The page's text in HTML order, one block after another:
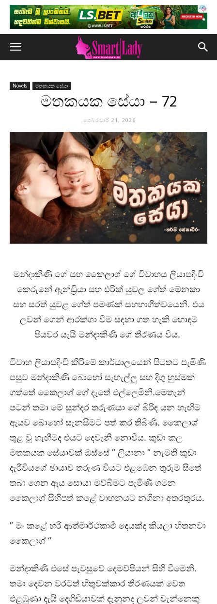
Novels මතකයක සේයා
මතකයක සේයා – 72
පෙබරවාරි 21, 2026
මන්දාකිණි ගේ සහ කෛලාශ් ගේ විවාහය ලියාපදිංචි
කෙරුනේ ඇන්ඩ්‍රියා සහ එරික් යුවල ගේත් මේනකා
සහ සරත් යුවළ ගේත් පමණක් සහභාගීත්වයෙනි. එය
ලවන් ගෙන් ආරක්ශා වීම සඳහා ගත හැකි හොඳම
පියවර යැයි මන්දාකිණි ගේ තීරණය විය.
විවාහ ලියාපදිංචි කිරීමේ කාර්යාලයෙන් පිටතට පැමිණි
පසුව මන්දාකිණි බොහෝ සැහැල්ලු සහ දිගු හුස්මක්
ගත්තේ කෛලාශ් ගේ දෑතේ එල්ලෙමිනි.මෙතැන්
පටන් තමා මේ සුන්දර තරුණයා ගේ බිරිඳ යන හැඟිම
ඇයව බොහෝ සැනසීමට පත් කර තිබිණි. කෛලාශ්
තුළ වූ හැඟීමද එයට දෙවැනි නොවීය. කුඩා කල
මතකයක සේයාවක් ඔස්සේ ” ලියානා ” නැමති කුඩා
දැරිවියගේ ඡායාව තරුණ වියට එළඹෙන තුරුම සිතේ
තබා ගෙන ඇය සොයා මව්බිමට පැමිණි ගමන
කෛලාශ් සිහිපත් කළේ වාහනයට නගිනා අතරතුරය.
” මං කළේ හරි ආත්මාර්ථකාමී දෙයක්ද කියලා හිතනවා
කෛලාශ් “
මන්දාකිණි එසේ පැවසුවේ දෙමව්පියන් සිහි වීමෙනි.
තමා දෙවන වරටත් හිතුවක්කාර තීරණයක් වෙත
එළඹුණා දැයි දෙගිඩියාවක් දැනුනද ලවන් වැන්නෙකු